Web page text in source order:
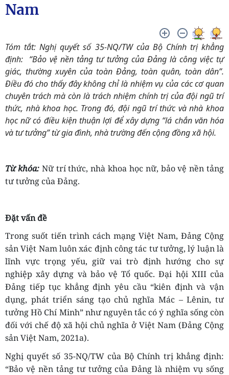
Nam
Tóm tắt: Nghị quyết số 35-NQ/TW của Bộ Chính trị khẳng
định: “Bảo vệ nền tảng tư tưởng của Đảng là công việc tự
giác, thường xuyên của toàn Đảng, toàn quân, toàn dân”.
Điều đó cho thấy đây không chỉ là nhiệm vụ của các cơ quan
chuyên trách mà còn là trách nhiệm chính trị của đội ngũ trí
thức, nhà khoa học. Trong đó, đội ngũ trí thức và nhà khoa
học nữ có điều kiện thuận lợi để xây dựng “lá chắn văn hóa
và tư tưởng” từ gia đình, nhà trường đến cộng đồng xã hội.
Từ khóa: Nữ trí thức, nhà khoa học nữ, bảo vệ nền tảng
tư tưởng của Đảng.
Đặt vấn đề
Trong suốt tiến trình cách mạng Việt Nam, Đảng Cộng
sản Việt Nam luôn xác định công tác tư tưởng, lý luận là
lĩnh vực trọng yếu, giữ vai trò định hướng cho sự
nghiệp xây dựng và bảo vệ Tổ quốc. Đại hội XIII của
Đảng tiếp tục khẳng định yêu cầu “kiên định và vận
dụng, phát triển sáng tạo chủ nghĩa Mác – Lênin, tư
tưởng Hồ Chí Minh” như nguyên tắc có ý nghĩa sống còn
đối với chế độ xã hội chủ nghĩa ở Việt Nam (Đảng Cộng
sản Việt Nam, 2021a).
Nghị quyết số 35-NQ/TW của Bộ Chính trị khẳng định:
“Bảo vệ nền tảng tư tưởng của Đảng là nhiệm vụ sống